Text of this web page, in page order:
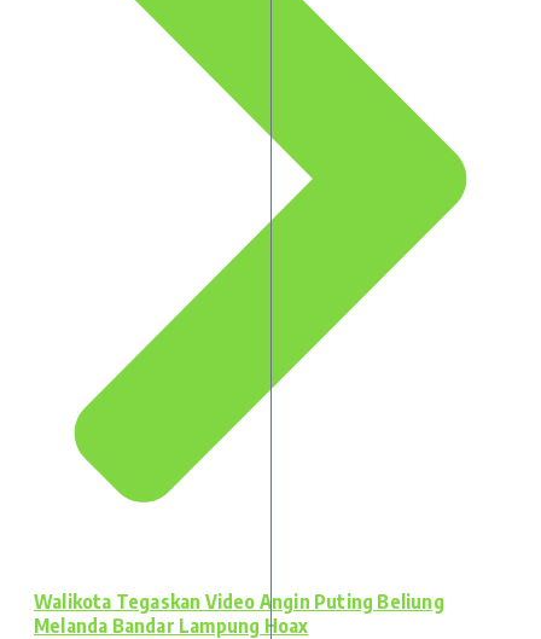
Walikota Tegaskan Video Angin Puting Beliung
Melanda Bandar Lampung Hoax